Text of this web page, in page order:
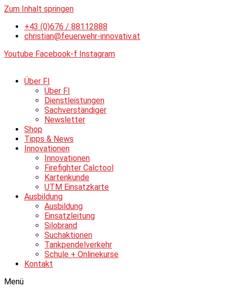
Zum Inhalt springen
+43 (0)676 / 88112888
christian@feuerwehr-innovativ.at
Youtube Facebook-f Instagram
Über FI
Über FI
Dienstleistungen
Sachverständiger
Newsletter
Shop
Tipps & News
Innovationen
Innovationen
Firefighter Calctool
Kartenkunde
UTM Einsatzkarte
Ausbildung
Ausbildung
Einsatzleitung
Silobrand
Suchaktionen
Tankpendelverkehr
Schule + Onlinekurse
Kontakt
Menü